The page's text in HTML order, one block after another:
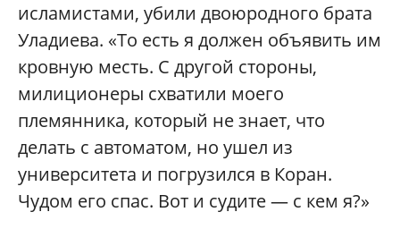
исламистами, убили двоюродного брата
Уладиева. «То есть я должен объявить им
кровную месть. С другой стороны,
милиционеры схватили моего
племянника, который не знает, что
делать с автоматом, но ушел из
университета и погрузился в Коран.
Чудом его спас. Вот и судите — с кем я?»